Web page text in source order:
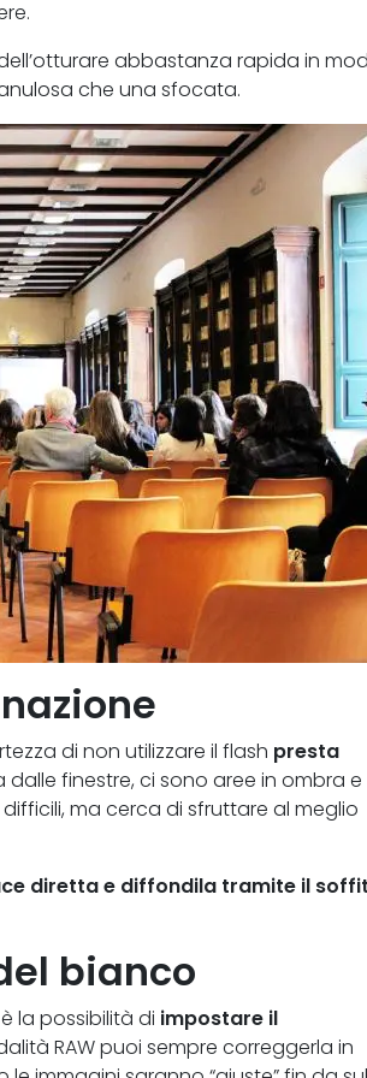
abbastanza rapida in
che una sfocata.
di non utilizzare il flash presta
dalle finestre, ci sono aree in ombra
ma cerca di sfruttare al meglio
diretta e diffondila tramite il
bianco
la possibilità di impostare il
RAW puoi sempre correggerla in